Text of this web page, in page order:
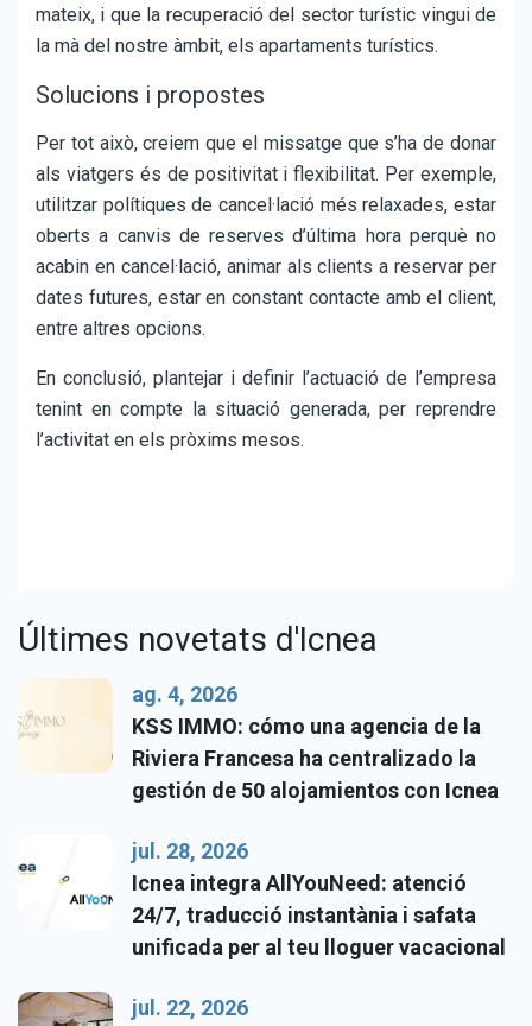
mateix, i que la recuperació del sector turístic vingui de
la mà del nostre àmbit, els apartaments turístics.
Solucions i propostes
Per tot això, creiem que el missatge que s’ha de donar
als viatgers és de positivitat i flexibilitat. Per exemple,
utilitzar polítiques de cancel·lació més relaxades, estar
oberts a canvis de reserves d’última hora perquè no
acabin en cancel·lació, animar als clients a reservar per
dates futures, estar en constant contacte amb el client,
entre altres opcions.
En conclusió, plantejar i definir l’actuació de l’empresa
tenint en compte la situació generada, per reprendre
l’activitat en els pròxims mesos.
Últimes novetats d'Icnea
ag. 4, 2026
KSS IMMO: cómo una agencia de la
Riviera Francesa ha centralizado la
gestión de 50 alojamientos con Icnea
jul. 28, 2026
Icnea integra AllYouNeed: atenció
24/7, traducció instantània i safata
unificada per al teu lloguer vacacional
jul. 22, 2026